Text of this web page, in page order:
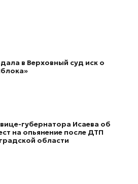
в Верховный суд иск о
губернатора Исаева об
на опьянение после ДТП
области